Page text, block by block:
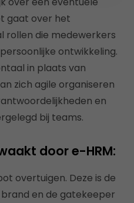
gaat over het
rollen die medewerkers
ontwikkeling.
in plaats van
zich agile organiseren
en
bij teams.
door e-HRM:
overtuigen. Deze is de
en de gatekeeper